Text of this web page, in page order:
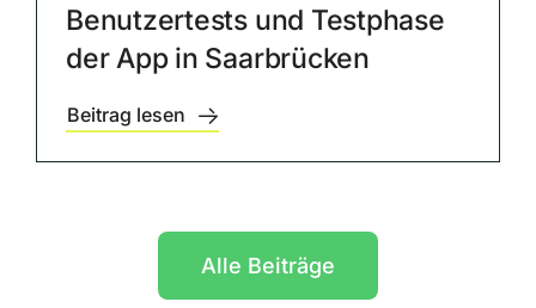
Benutzertests und Testphase
der App in Saarbrücken
Beitrag lesen
Alle Beiträge